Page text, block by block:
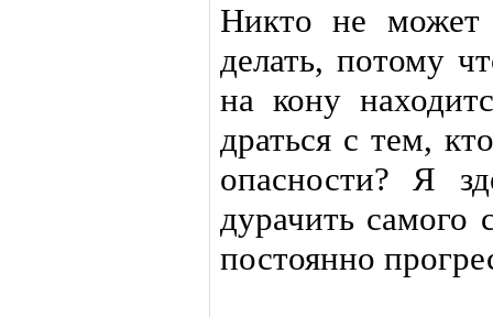
Никто не может
делать, потому
на кону
драться с тем,
опасности? Я
дурачить самого
постоянно